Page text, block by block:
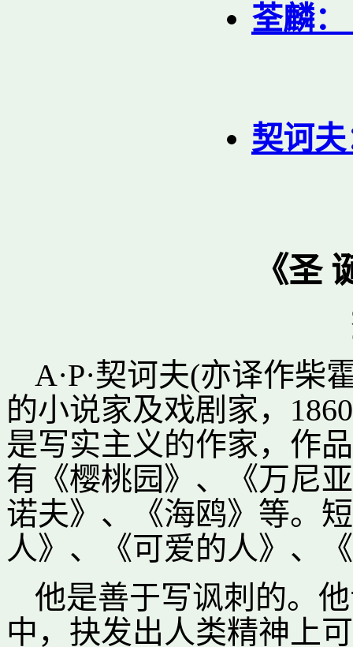
荃麟
契诃
《圣
A·P·契诃夫(亦译作柴
的小说家及戏剧家，
是写实主义的作家，作
有《樱桃园》、《万尼
诺夫》、《海鸥》等。
人》、《可爱的人》、
他是善于写讽刺的。
中，抉发出人类精神上